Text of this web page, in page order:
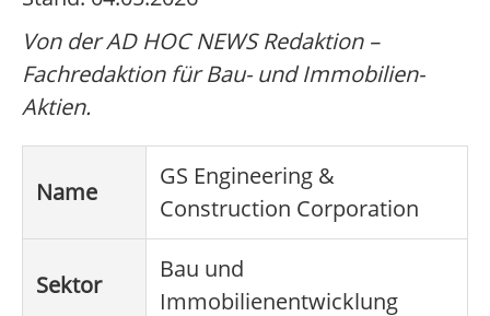
Von der AD HOC NEWS Redaktion –
Fachredaktion für Bau- und Immobilien-
Aktien.
Name
GS Engineering &
Construction Corporation
Sektor
Bau und
Immobilienentwicklung